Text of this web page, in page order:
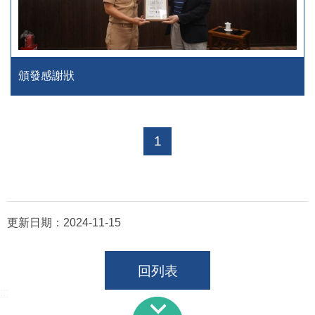
頒發感謝狀
1
更新日期： 2024-11-15
回列表